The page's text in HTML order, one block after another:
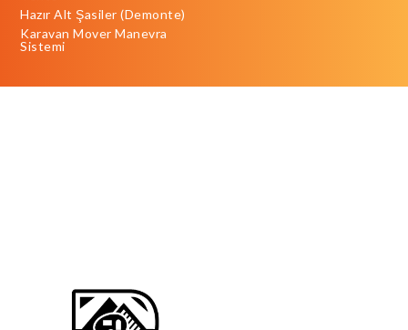
Hazır Alt Şasiler (Demonte)
Karavan Mover Manevra
Sistemi